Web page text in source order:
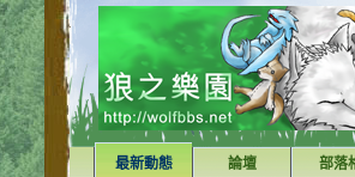
最新動態 論壇 部落